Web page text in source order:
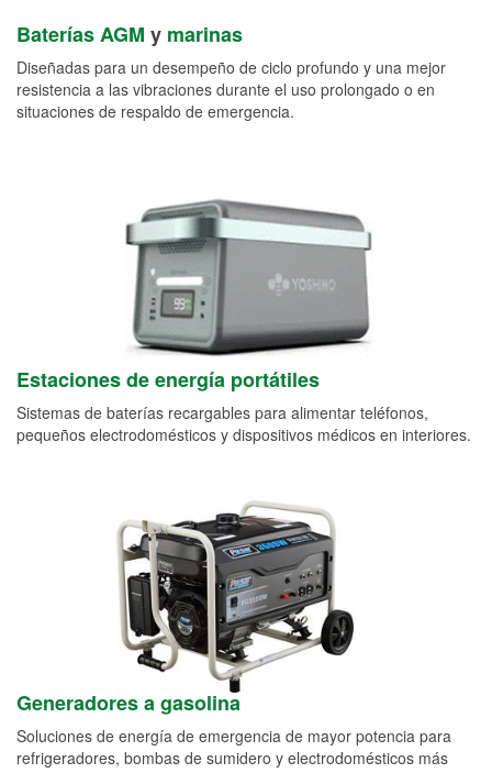
Baterías AGM y marinas
Diseñadas para un desempeño de ciclo profundo y una mejor
resistencia a las vibraciones durante el uso prolongado o en
situaciones de respaldo de emergencia.
Estaciones de energía portátiles
Sistemas de baterías recargables para alimentar teléfonos,
pequeños electrodomésticos y dispositivos médicos en interiores.
Generadores a gasolina
Soluciones de energía de emergencia de mayor potencia para
refrigeradores, bombas de sumidero y electrodomésticos más